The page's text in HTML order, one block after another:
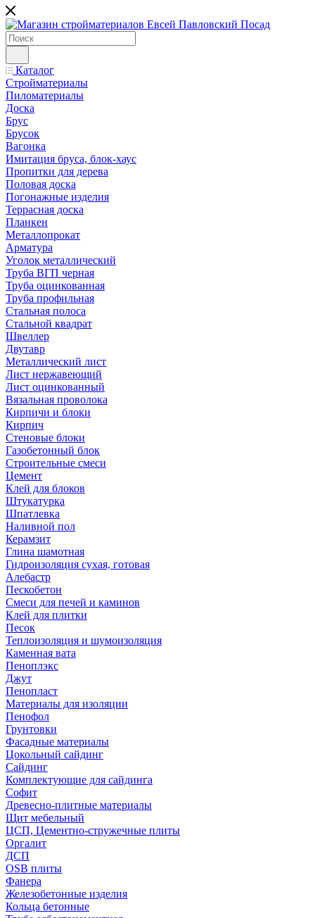
Каталог
Стройматериалы
Пиломатериалы
Доска
Брус
Брусок
Вагонка
Имитация бруса, блок-хаус
Пропитки для дерева
Половая доска
Погонажные изделия
Террасная доска
Планкен
Металлопрокат
Арматура
Уголок металлический
Труба ВГП черная
Труба оцинкованная
Труба профильная
Стальная полоса
Стальной квадрат
Швеллер
Двутавр
Металлический лист
Лист нержавеющий
Лист оцинкованный
Вязальная проволока
Кирпичи и блоки
Кирпич
Стеновые блоки
Газобетонный блок
Строительные смеси
Цемент
Клей для блоков
Штукатурка
Шпатлевка
Наливной пол
Керамзит
Глина шамотная
Гидроизоляция сухая, готовая
Алебастр
Пескобетон
Смеси для печей и каминов
Клей для плитки
Песок
Теплоизоляция и шумоизоляция
Каменная вата
Пеноплэкс
Джут
Пенопласт
Материалы для изоляции
Пенофол
Грунтовки
Фасадные материалы
Цокольный сайдинг
Сайдинг
Комплектующие для сайдинга
Софит
Древесно-плитные материалы
Щит мебельный
ЦСП, Цементно-стружечные плиты
Оргалит
ДСП
OSB плиты
Фанера
Железобетонные изделия
Кольца бетонные